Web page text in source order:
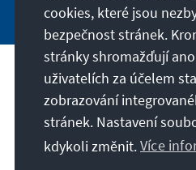
Naše poslání
Kontakt
cookies, které jsou
bezpečnost stránek.
stránky shromažďují
uživatelích za účelem
zobrazování
stránek. Nastavení
kdykoli změnit.Více